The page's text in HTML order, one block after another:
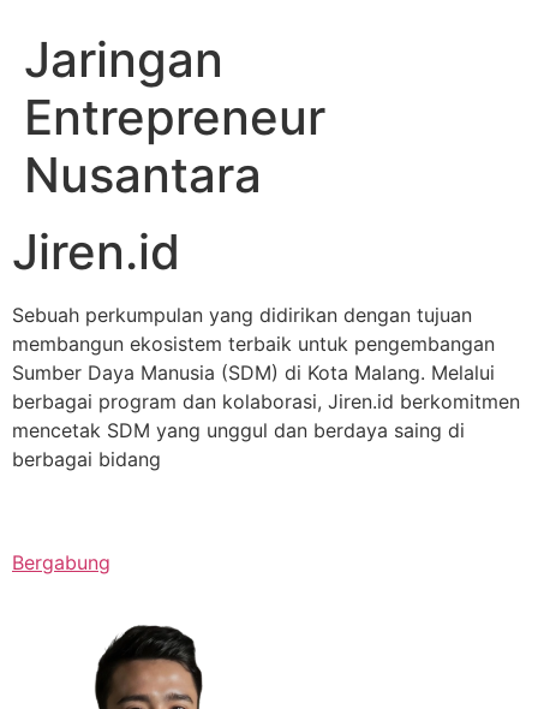
Jaringan
Entrepreneur
Nusantara
Jiren.id
Sebuah perkumpulan yang didirikan dengan tujuan
membangun ekosistem terbaik untuk pengembangan
Sumber Daya Manusia (SDM) di Kota Malang. Melalui
berbagai program dan kolaborasi, Jiren.id berkomitmen
mencetak SDM yang unggul dan berdaya saing di
berbagai bidang
Bergabung